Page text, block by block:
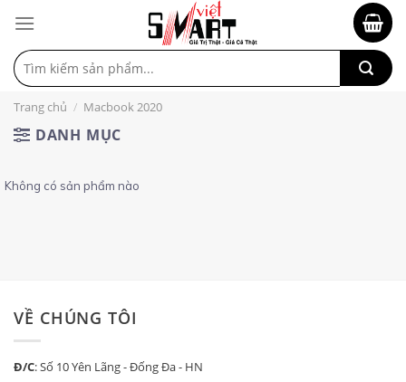
Tìm
kiếm:
Trang chủ / Macbook 2020
DANH MỤC
Không có sản phẩm nào
VỀ CHÚNG TÔI
Đ/C: Số 10 Yên Lãng - Đống Đa - HN